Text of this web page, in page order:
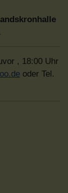
, 18:00 Uhr
oder Tel.